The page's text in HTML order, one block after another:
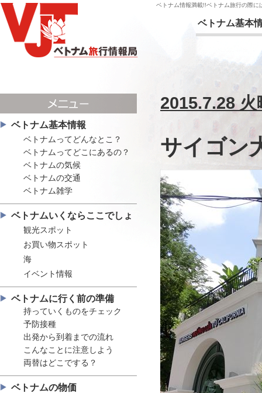
ベトナム情報満載!!ベトナム旅行の際
ベトナム基本
ベトナム基本情報
ベトナムってどんなとこ？
ベトナムってどこにあるの？
ベトナムの気候
ベトナムの交通
ベトナム雑学
ベトナムいくならここでしょ
観光スポット
お買い物スポット
海
イベント情報
ベトナムに行く前の準備
持っていくものをチェック
予防接種
出発から到着までの流れ
こんなことに注意しよう
両替はどこでする？
ベトナムの物価
2015.7.28 火
サイゴン